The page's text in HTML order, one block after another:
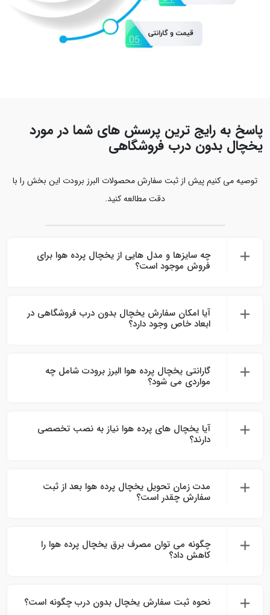
پاسخ به رایج‌ ترین پرسش‌ های شما در مورد
یخچال بدون درب فروشگاهی
توصیه می کنیم پیش از ثبت سفارش محصولات البرز برودت این بخش را با
دقت مطالعه کنید.
چه سایزها و مدل‌ هایی از یخچال پرده هوا برای
فروش موجود است؟
آیا امکان سفارش یخچال بدون درب فروشگاهی در
ابعاد خاص وجود دارد؟
گارانتی یخچال پرده هوا البرز برودت شامل چه
مواردی می‌ شود؟
آیا یخچال های پرده هوا نیاز به نصب تخصصی
دارند؟
مدت زمان تحویل یخچال پرده هوا بعد از ثبت
سفارش چقدر است؟
چگونه می‌ توان مصرف برق یخچال پرده هوا را
کاهش داد؟
نحوه ثبت سفارش یخچال بدون درب چگونه است؟